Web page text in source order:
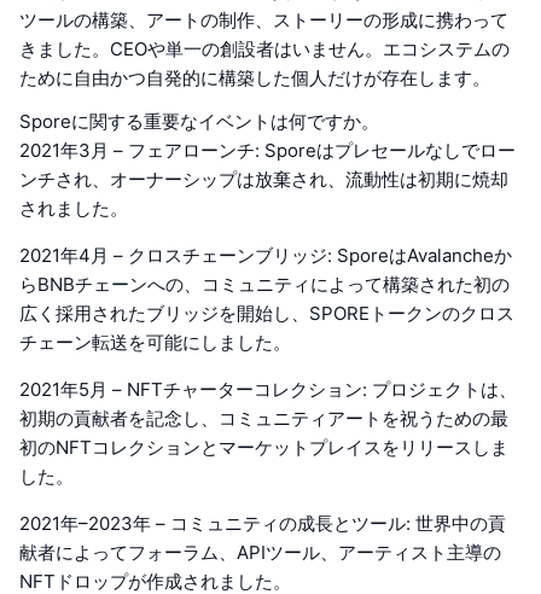
ツールの構築、アートの制作、ストーリーの形成に携わって
きました。CEOや単一の創設者はいません。エコシステムの
ために自由かつ自発的に構築した個人だけが存在します。
Sporeに関する重要なイベントは何ですか。
2021年3月 – フェアローンチ: Sporeはプレセールなしでロー
ンチされ、オーナーシップは放棄され、流動性は初期に焼却
されました。
2021年4月 – クロスチェーンブリッジ: SporeはAvalancheか
らBNBチェーンへの、コミュニティによって構築された初の
広く採用されたブリッジを開始し、SPOREトークンのクロス
チェーン転送を可能にしました。
2021年5月 – NFTチャーターコレクション: プロジェクトは、
初期の貢献者を記念し、コミュニティアートを祝うための最
初のNFTコレクションとマーケットプレイスをリリースしま
した。
2021年–2023年 – コミュニティの成長とツール: 世界中の貢
献者によってフォーラム、APIツール、アーティスト主導の
NFTドロップが作成されました。